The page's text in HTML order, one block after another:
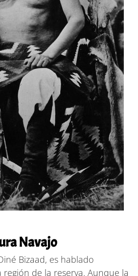
Navajo
Bizaad, es hablado
de la reserva. Aunque la